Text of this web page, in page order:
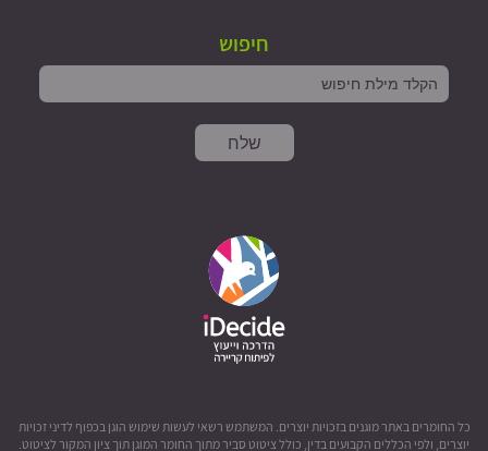
חיפוש
כל החומרים באתר מוגנים בזכויות יוצרים. המשתמש רשאי לעשות שימוש הוגן בכפוף לדיני זכויות
יוצרים, ולפי הכללים הקבועים בדין, כולל ציטוט סביר מתוך החומר המוגן תוך ציון המקור לציטוט.